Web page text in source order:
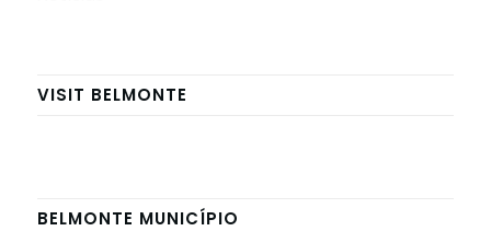
VISIT BELMONTE
BELMONTE MUNICÍPIO